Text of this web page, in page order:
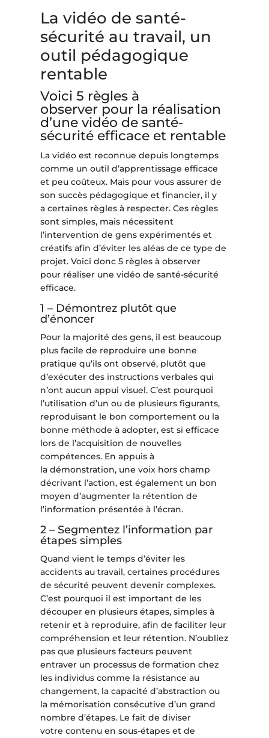
La vidéo de santé-
sécurité au travail, un
outil pédagogique
rentable
Voici 5 règles à
observer pour la réalisation
d’une vidéo de santé-
sécurité efficace et rentable
La vidéo est reconnue depuis longtemps
comme un outil d’apprentissage efficace
et peu coûteux. Mais pour vous assurer de
son succès pédagogique et financier, il y
a certaines règles à respecter. Ces règles
sont simples, mais nécessitent
l’intervention de gens expérimentés et
créatifs afin d’éviter les aléas de ce type de
projet. Voici donc 5 règles à observer
pour réaliser une vidéo de santé-sécurité
efficace.
1 – Démontrez plutôt que
d’énoncer
Pour la majorité des gens, il est beaucoup
plus facile de reproduire une bonne
pratique qu’ils ont observé, plutôt que
d’exécuter des instructions verbales qui
n’ont aucun appui visuel. C’est pourquoi
l’utilisation d’un ou de plusieurs figurants,
reproduisant le bon comportement ou la
bonne méthode à adopter, est si efficace
lors de l’acquisition de nouvelles
compétences. En appuis à
la démonstration, une voix hors champ
décrivant l’action, est également un bon
moyen d’augmenter la rétention de
l’information présentée à l’écran.
2 – Segmentez l’information par
étapes simples
Quand vient le temps d’éviter les
accidents au travail, certaines procédures
de sécurité peuvent devenir complexes.
C’est pourquoi il est important de les
découper en plusieurs étapes, simples à
retenir et à reproduire, afin de faciliter leur
compréhension et leur rétention. N’oubliez
pas que plusieurs facteurs peuvent
entraver un processus de formation chez
les individus comme la résistance au
changement, la capacité d’abstraction ou
la mémorisation consécutive d’un grand
nombre d’étapes. Le fait de diviser
votre contenu en sous-étapes et de